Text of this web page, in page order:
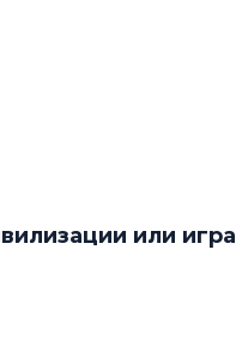
или игра